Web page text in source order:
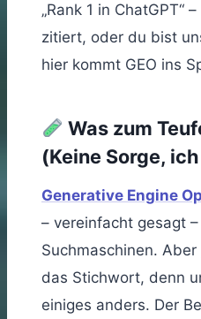
„Rank 1 in ChatGPT“
zitiert, oder du bist
hier kommt GEO ins
Was zum
(Keine Sorge,
Generative Engine
– vereinfacht gesagt –
Suchmaschinen. Aber
das Stichwort, denn
einiges anders. Der